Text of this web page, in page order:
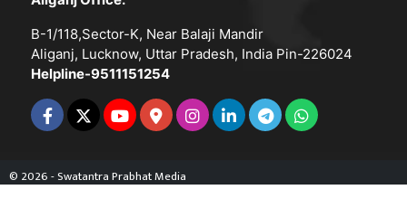
B-1/118,Sector-K, Near Balaji Mandir
Aliganj, Lucknow, Uttar Pradesh, India Pin-226024
Helpline-9511151254
© 2026 - Swatantra Prabhat Media